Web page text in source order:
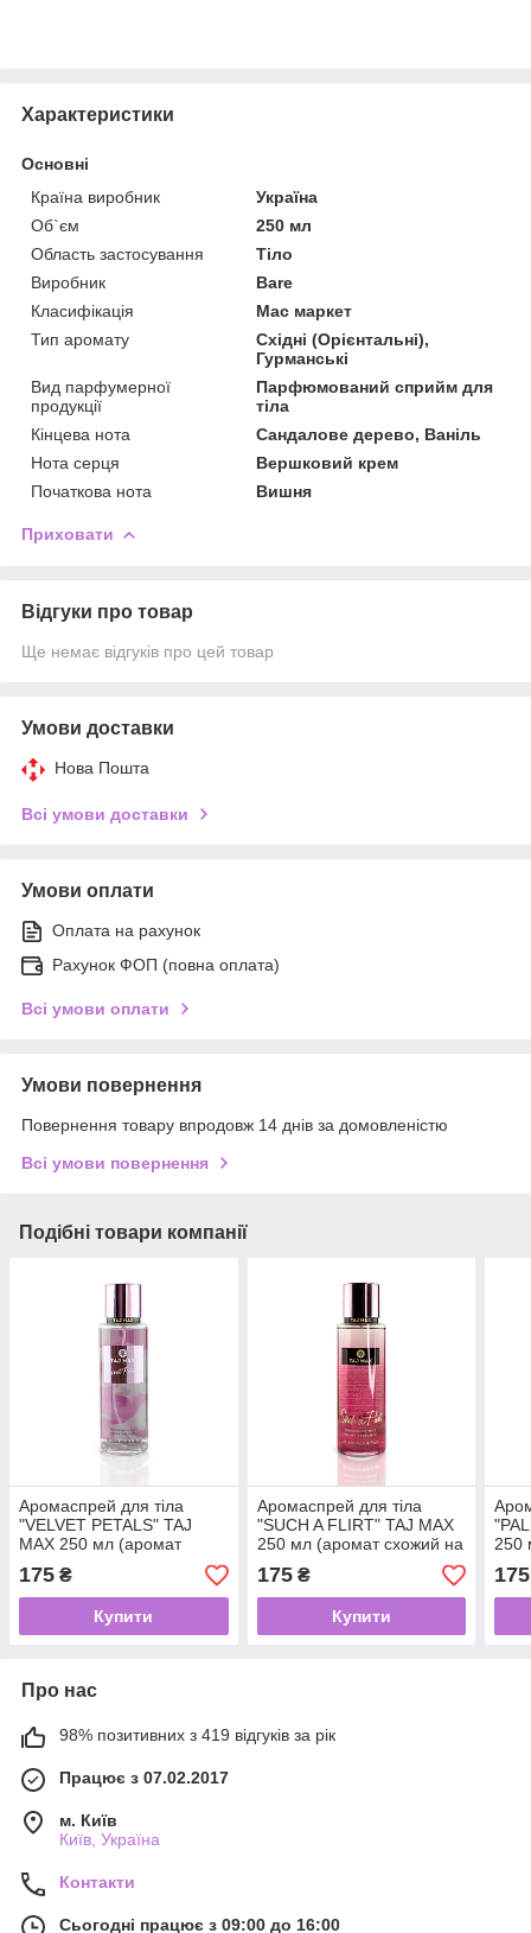
Характеристики
Основні
Країна виробник
Україна
Об`єм
250 мл
Область застосування
Тіло
Виробник
Bare
Класифікація
Мас маркет
Тип аромату
Східні (Орієнтальні),
Гурманські
Вид парфумерної
продукції
Парфюмований сприйм для
тіла
Кінцева нота
Сандалове дерево, Ваніль
Нота серця
Вершковий крем
Початкова нота
Вишня
Приховати
Відгуки про товар
Ще немає відгуків про цей товар
Умови доставки
Нова Пошта
Всі умови доставки
Умови оплати
Оплата на рахунок
Рахунок ФОП (повна оплата)
Всі умови оплати
Умови повернення
Повернення товару впродовж 14 днів за домовленістю
Всі умови повернення
Подібні товари компанії
Аромаспрей для тіла
"VELVET PETALS" TAJ
MAX 250 мл (аромат
схожий на Victoria’s Secret
VELVET PETALS)
175 ₴
Купити
Аромаспрей для тіла
"SUCH A FLIRT" TAJ MAX
250 мл (аромат схожий на
Victoria’s Secret SUCH A
FLIRT)
175₴
Купити
250
175
Про нас
98% позитивних з 419 відгуків за рік
Працює з 07.02.2017
м. Київ
Київ, Україна
Контакти
Сьогодні працює з 09:00 до 16:00